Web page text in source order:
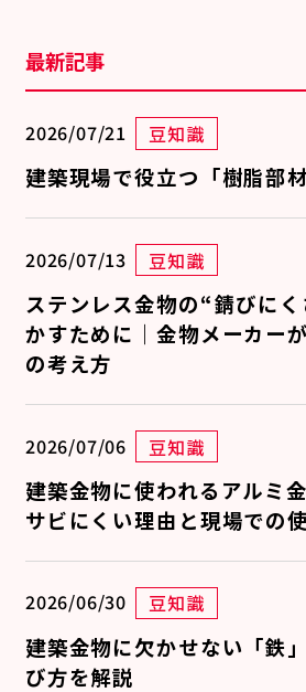
最新記事
2026/07/21 豆知識
建築現場で役立つ「樹脂部
2026/07/13 豆知識
ステンレス金物の“錆びに
かすために｜金物メーカー
の考え方
2026/07/06 豆知識
建築金物に使われるアルミ
サビにくい理由と現場での
2026/06/30 豆知識
建築金物に欠かせない「鉄
び方を解説